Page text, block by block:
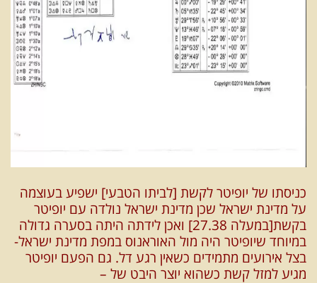
כניסתו של יופיטר לקשת [לביתו הטבעי] ישפיע בעוצמה
על מדינת ישראל שכן מדינת ישראל נולדה עם יופיטר
בקשת[במעלה 27.38] ואכן לידתה היתה בסערה גדולה
במיוחד שיופיטר היה מול האוראנוס במפת מדינת ישראל-
בצל אירועים מתמידים כשאין רגע דל. גם הפעם יופיטר
מגיע למזל קשת כשהוא יוצר היבט של –